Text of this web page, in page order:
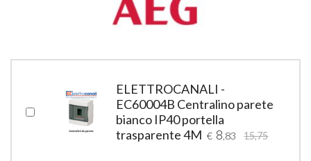
ELETTROCANALI -
EC60004B Centralino parete
bianco IP40 portella
trasparente 4M € 8 ,83 15,75